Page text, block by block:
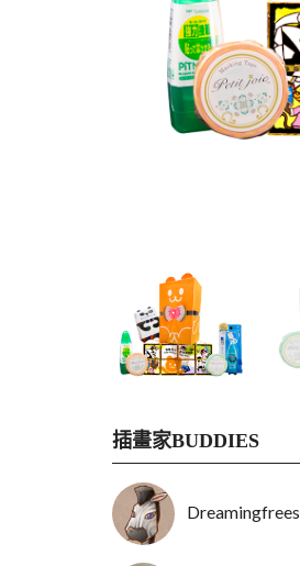
插畫家BUDDIES
Dreamingfrees